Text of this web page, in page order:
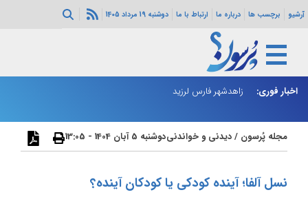
آرشیو برچسب ها درباره ما ارتباط با ما دوشنبه 19 مرداد 1405
اخبار فوری:
عالی امنیت زاهدشهر فارس لرزید
مجله پُرسون /دیدنی و خواندنیدوشنبه 5 آبان 1404 - 13:05
نسل آلفا؛ آینده کودکی یا کودکان آینده؟